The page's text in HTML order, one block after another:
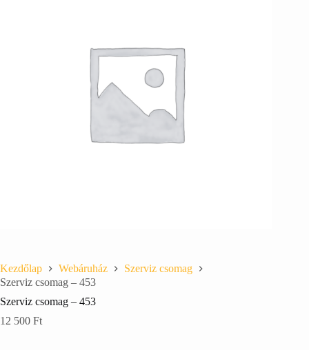
Kezdőlap Webáruház
Szerviz csomag
Szerviz csomag – 453
Szerviz csomag – 453
12 500 Ft